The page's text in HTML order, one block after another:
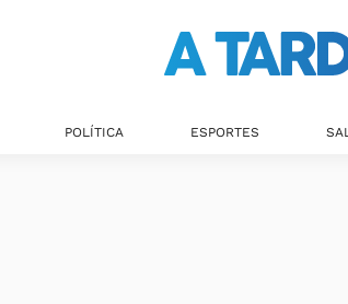
POLÍTICA ESPORTES